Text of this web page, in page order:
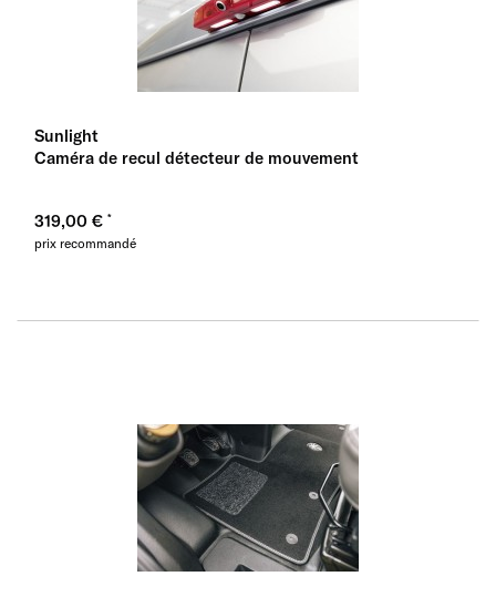
Sunlight
Caméra de recul détecteur de mouvement
319,00 €
prix recommandé